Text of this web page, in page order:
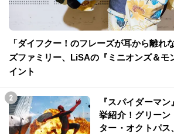
「ダイフクー！のフレーズが耳から離れ
ズファミリー、LiSAの『ミニオンズ＆モ
イント
『スパイダーマ
挙紹介！グリーン
ター・オクトパ